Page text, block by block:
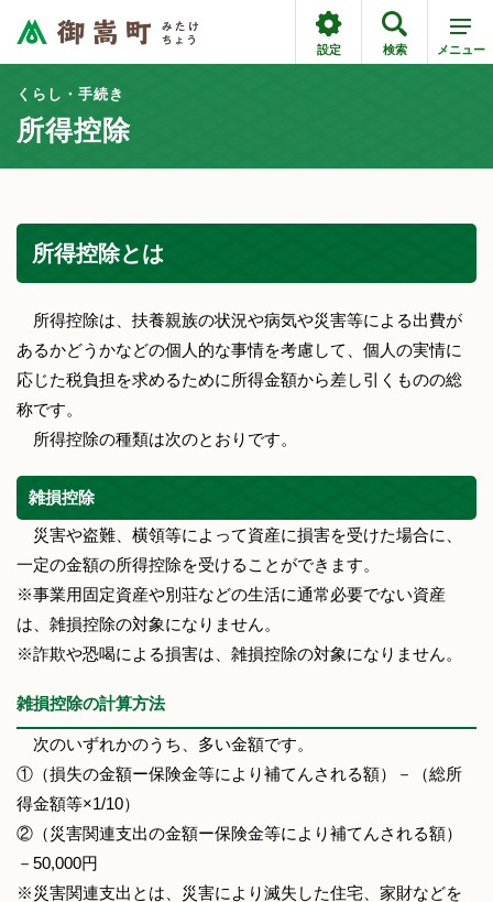
設定 検索 メニュー
くらし・手続き
所得控除
所得控除とは
所得控除は、扶養親族の状況や病気や災害等による出費が
あるかどうかなどの個人的な事情を考慮して、個人の実情に
応じた税負担を求めるために所得金額から差し引くものの総
称です。
所得控除の種類は次のとおりです。
雑損控除
災害や盗難、横領等によって資産に損害を受けた場合に、
一定の金額の所得控除を受けることができます。
※事業用固定資産や別荘などの生活に通常必要でない資産
は、雑損控除の対象になりません。
※詐欺や恐喝による損害は、雑損控除の対象になりません。
雑損控除の計算方法
次のいずれかのうち、多い金額です。
①（損失の金額ー保険金等により補てんされる額）－（総所
得金額等×1/10）
②（災害関連支出の金額ー保険金等により補てんされる額）
－50,000円
※災害関連支出とは、災害により滅失した住宅、家財などを